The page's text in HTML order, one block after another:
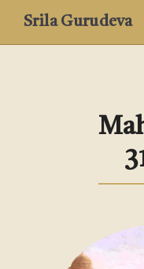
Srila Gurudeva